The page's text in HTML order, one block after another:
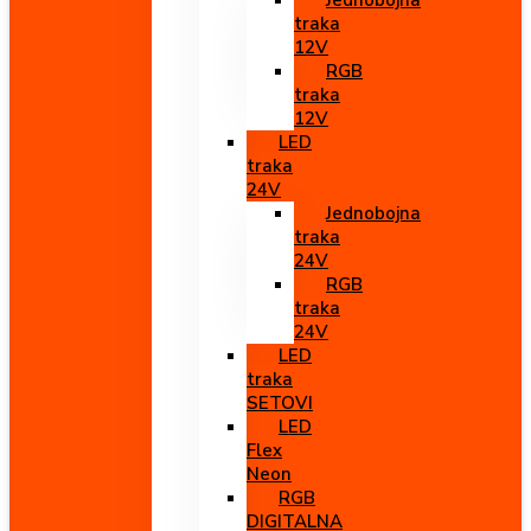
traka
12V
RGB
traka
12V
LED
traka
24V
Jednobojna
traka
24V
RGB
traka
24V
LED
traka
SETOVI
LED
Flex
Neon
RGB
DIGITALNA